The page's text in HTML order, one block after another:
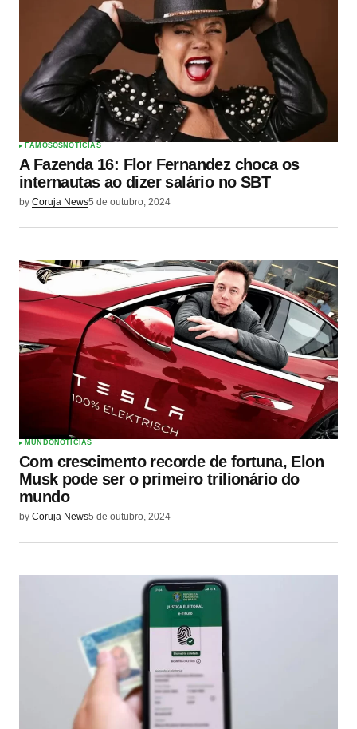
FAMOSOSNOTÍCIAS
A Fazenda 16: Flor Fernandez choca os
internautas ao dizer salário no SBT
by Coruja News5 de outubro, 2024
MUNDONOTÍCIAS
Com crescimento recorde de fortuna, Elon
Musk pode ser o primeiro trilionário do
mundo
by Coruja News5 de outubro, 2024